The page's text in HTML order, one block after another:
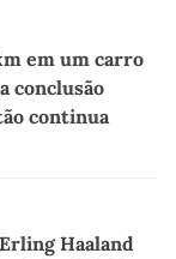
em um carro
conclusão
continua
Haaland